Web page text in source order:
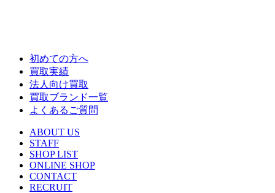
初めての方へ
買取実績
法人向け買取
買取ブランド一覧
よくあるご質問
ABOUT US
STAFF
SHOP LIST
ONLINE SHOP
CONTACT
RECRUIT